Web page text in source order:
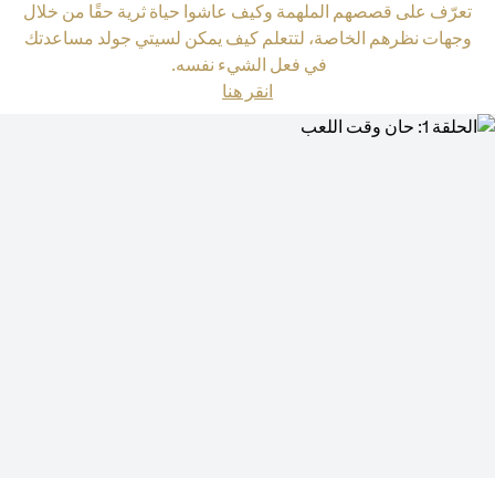
تعرّف على قصصهم الملهمة وكيف عاشوا حياة ثرية حقًا من خلال
وجهات نظرهم الخاصة، لتتعلم كيف يمكن لسيتي جولد مساعدتك
في فعل الشيء نفسه.
انقر هنا